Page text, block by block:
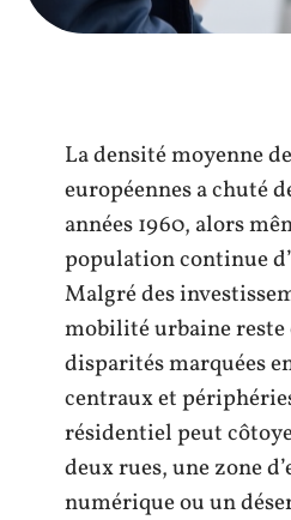
La densité moyenne
européennes a chuté
années 1960, alors
population continue
Malgré des
mobilité urbaine reste
disparités marquées
centraux et
résidentiel peut
deux rues, une zone
numérique ou un